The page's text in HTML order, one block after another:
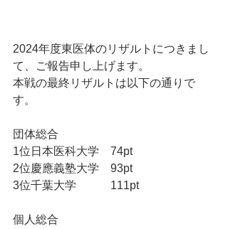
2024年度東医体のリザルトにつきまし
て、ご報告申し上げます。
本戦の最終リザルトは以下の通りで
す。
団体総合
1位日本医科大学　74pt
2位慶應義塾大学　93pt
3位千葉大学　　　111pt
個人総合